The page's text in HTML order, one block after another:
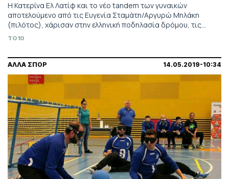
Η Κατερίνα Ελ Λατίφ και το νέο tandem των γυναικών
αποτελούμενο από τις Ευγενία Σταμάτη/Αργυρώ Μηλάκη
(πιλότος), χάρισαν στην ελληνική ποδηλασία δρόμου, τις
πρώτες διεθνείς διακρίσεις μέσα στο 2021.
TO10
ΑΛΛΑ ΣΠΟΡ 14.05.2019-10:34